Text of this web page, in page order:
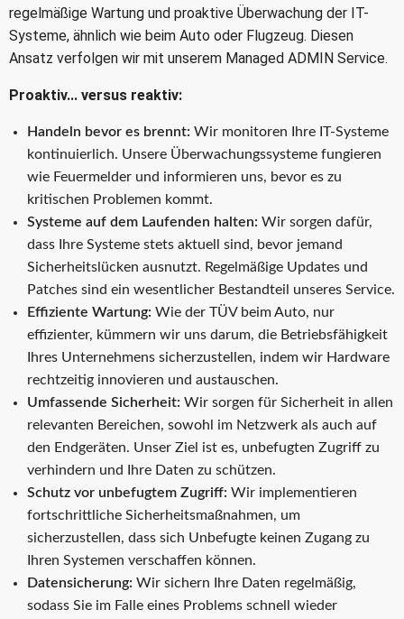
regelmäßige Wartung und proaktive Überwachung der IT-
Systeme, ähnlich wie beim Auto oder Flugzeug. Diesen
Ansatz verfolgen wir mit unserem Managed ADMIN Service.
Proaktiv... versus reaktiv:
Handeln bevor es brennt: Wir monitoren Ihre IT-Systeme
kontinuierlich. Unsere Überwachungssysteme fungieren
wie Feuermelder und informieren uns, bevor es zu
kritischen Problemen kommt.
Systeme auf dem Laufenden halten: Wir sorgen dafür,
dass Ihre Systeme stets aktuell sind, bevor jemand
Sicherheitslücken ausnutzt. Regelmäßige Updates und
Patches sind ein wesentlicher Bestandteil unseres Service.
Effiziente Wartung: Wie der TÜV beim Auto, nur
effizienter, kümmern wir uns darum, die Betriebsfähigkeit
Ihres Unternehmens sicherzustellen, indem wir Hardware
rechtzeitig innovieren und austauschen.
Umfassende Sicherheit: Wir sorgen für Sicherheit in allen
relevanten Bereichen, sowohl im Netzwerk als auch auf
den Endgeräten. Unser Ziel ist es, unbefugten Zugriff zu
verhindern und Ihre Daten zu schützen.
Schutz vor unbefugtem Zugriff: Wir implementieren
fortschrittliche Sicherheitsmaßnahmen, um
sicherzustellen, dass sich Unbefugte keinen Zugang zu
Ihren Systemen verschaffen können.
Datensicherung: Wir sichern Ihre Daten regelmäßig,
sodass Sie im Falle eines Problems schnell wieder